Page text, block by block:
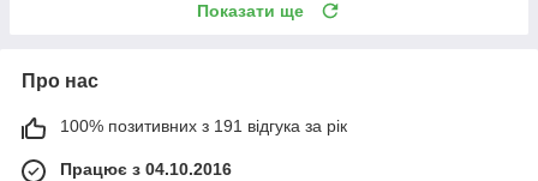
Показати ще
Про нас
100% позитивних з 191 відгука за рік
Працює з 04.10.2016